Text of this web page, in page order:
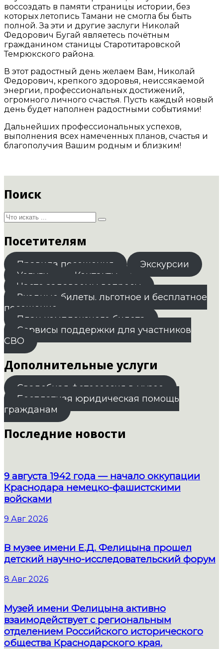
воссоздать в памяти страницы истории, без
которых летопись Тамани не смогла бы быть
полной. За эти и другие заслуги Николай
Федорович Бугай являетесь почётным
гражданином станицы Старотитаровской
Темрюкского района.
В этот радостный день желаем Вам, Николай
Федорович, крепкого здоровья, неиссякаемой
энергии, профессиональных достижений,
огромного личного счастья. Пусть каждый новый
день будет наполнен радостными событиями!
Дальнейших профессиональных успехов,
выполнения всех намеченных планов, счастья и
благополучия Вашим родным и близким!
Поиск
Посетителям
Правила посещения
Экскурсии
Услуги
Контакты
Часто задаваемы вопросы
Входные билеты. льготное и бесплатное
посещение
План комплексного билета
Сервисы поддержки для участников
СВО
Дополнительные услуги
Свадебная фотосессия в музее
Бесплатная юридическая помощь
гражданам
Последние новости
9 августа 1942 года — начало оккупации
Краснодара немецко-фашистскими
войсками
9 Авг 2026
В музее имени Е.Д. Фелицына прошел
детский научно-исследовательский форум
8 Авг 2026
Музей имени Фелицына активно
взаимодействует с региональным
отделением Российского исторического
общества Краснодарского края.